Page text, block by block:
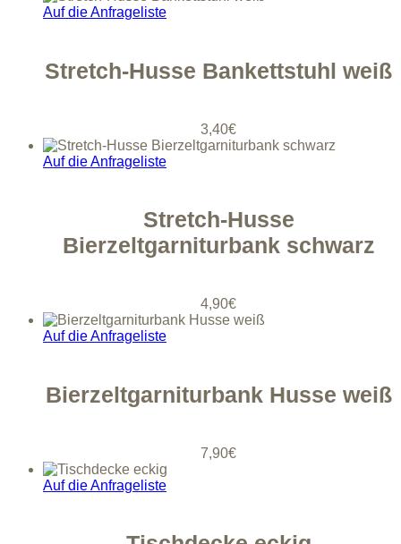
Auf die Anfrageliste
Stretch-Husse Bankettstuhl weiß
3,40€
Auf die Anfrageliste
Stretch-Husse
Bierzeltgarniturbank schwarz
4,90€
Auf die Anfrageliste
Bierzeltgarniturbank Husse weiß
7,90€
Auf die Anfrageliste